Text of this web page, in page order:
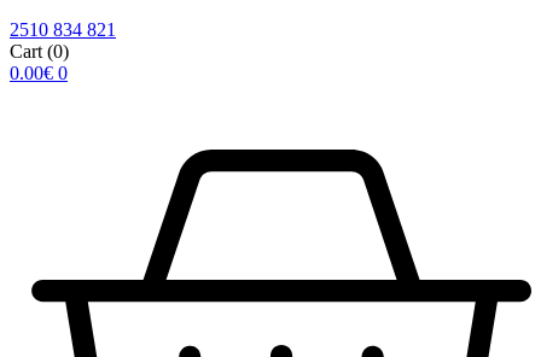
2510 834 821
Cart (0)
0.00€ 0